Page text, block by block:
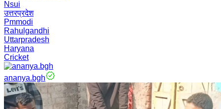
Nsui
उत्तरप्रदेश
Pmmodi
Rahulgandhi
Uttarpradesh
Haryana
Cricket
ananya.bgh